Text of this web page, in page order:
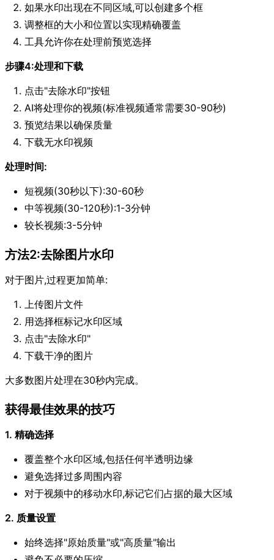
如果水印出现在不同区域,可以创建多个框
调整框的大小和位置以实现精确覆盖
工具允许你在处理前预览选择
步骤4:处理和下载
点击"去除水印"按钮
AI将处理你的视频(标准视频通常需要30-90秒)
预览结果以确保质量
下载无水印视频
处理时间:
短视频(30秒以下):30-60秒
中等视频(30-120秒):1-3分钟
较长视频:3-5分钟
方法2:去除图片水印
对于图片,过程更加简单:
上传图片文件
用选择框标记水印区域
点击"去除水印"
下载干净的图片
大多数图片处理在30秒内完成。
获得最佳效果的技巧
1. 精确选择
覆盖整个水印区域,包括任何半透明边缘
避免选择过多周围内容
对于视频中的移动水印,标记它们占据的最大区域
2. 质量设置
始终选择"原始质量"或"高质量"输出